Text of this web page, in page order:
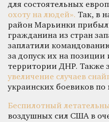
для состоятельных
охоту на людей». Так, в
район Марьинки
гражданина из стран
заплатили
за допуск их на
территории ДНР. Также
увеличение случаев
украинских боевиков
Беспилотный
воздушных сил США в